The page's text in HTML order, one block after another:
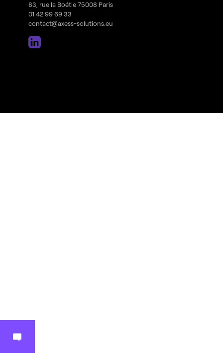
83, rue la Boétie 75008 Paris
01 42 99 69 33
contact@axess-solutions.eu